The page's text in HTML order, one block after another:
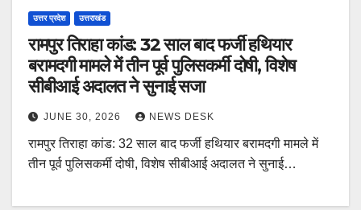
उत्तर प्रदेश उत्तराखंड
रामपुर तिराहा कांड: 32 साल बाद फर्जी हथियार
बरामदगी मामले में तीन पूर्व पुलिसकर्मी दोषी, विशेष
सीबीआई अदालत ने सुनाई सजा
JUNE 30, 2026 NEWS DESK
रामपुर तिराहा कांड: 32 साल बाद फर्जी हथियार बरामदगी मामले में
तीन पूर्व पुलिसकर्मी दोषी, विशेष सीबीआई अदालत ने सुनाई…